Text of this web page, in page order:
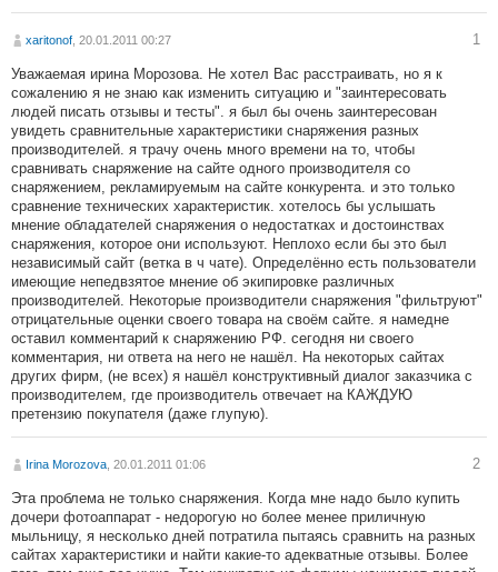
xaritonof , 20.01.2011 00:27 1
Уважаемая ирина Морозова. Не хотел Вас расстраивать, но я к
сожалению я не знаю как изменить ситуацию и "заинтересовать
людей писать отзывы и тесты". я был бы очень заинтересован
увидеть сравнительные характеристики снаряжения разных
производителей. я трачу очень много времени на то, чтобы
сравнивать снаряжение на сайте одного производителя со
снаряжением, рекламируемым на сайте конкурента. и это только
сравнение технических характеристик. хотелось бы услышать
мнение обладателей снаряжения о недостатках и достоинствах
снаряжения, которое они используют. Неплохо если бы это был
независимый сайт (ветка в ч чате). Определённо есть пользователи
имеющие непедвзятое мнение об экипировке различных
производителей. Некоторые производители снаряжения "фильтруют"
отрицательные оценки своего товара на своём сайте. я намедне
оставил комментарий к снаряжению РФ. сегодня ни своего
комментария, ни ответа на него не нашёл. На некоторых сайтах
других фирм, (не всех) я нашёл конструктивный диалог заказчика с
производителем, где производитель отвечает на КАЖДУЮ
претензию покупателя (даже глупую).
Irina Morozova , 20.01.2011 01:06 2
Эта проблема не только снаряжения. Когда мне надо было купить
дочери фотоаппарат - недорогую но более менее приличную
мыльницу, я несколько дней потратила пытаясь сравнить на разных
сайтах характеристики и найти какие-то адекватные отзывы. Более